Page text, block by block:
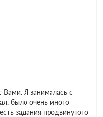
Вами. Я занималась с
было очень много
задания продвинутого